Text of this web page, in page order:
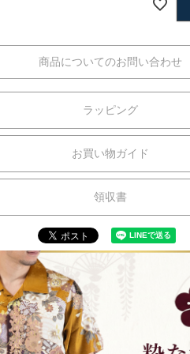
商品についてのお問い合わせ
ラッピング
お買い物ガイド
領収書